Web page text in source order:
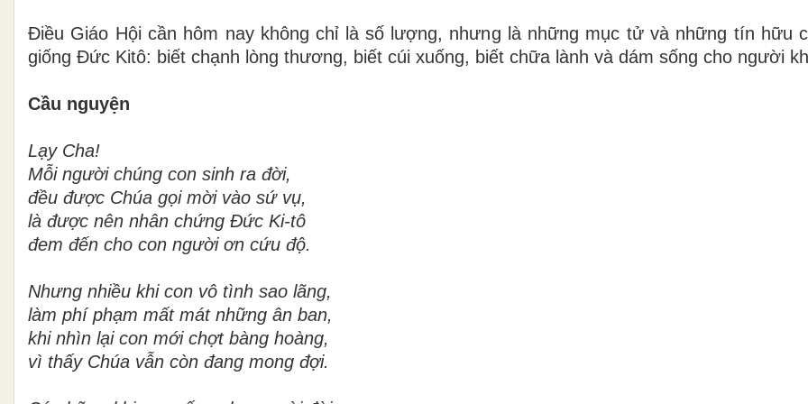
Điều Giáo Hội cần hôm nay không chỉ là số lượng, nhưng là những mục tử và những tín hữu
giống Đức Kitô: biết chạnh lòng thương, biết cúi xuống, biết chữa lành và dám sống cho người
Cầu nguyện
Lạy Cha!
Mỗi người chúng con sinh ra đời,
đều được Chúa gọi mời vào sứ vụ,
là được nên nhân chứng Đức Ki-tô
đem đến cho con người ơn cứu độ.
Nhưng nhiều khi con vô tình sao lãng,
làm phí phạm mất mát những ân ban,
khi nhìn lại con mới chợt bàng hoàng,
vì thấy Chúa vẫn còn đang mong đợi.